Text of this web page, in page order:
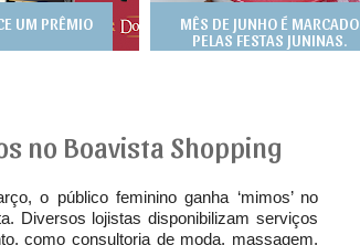
UM PRÊMIO
MÊS DE JUNHO É MARCADO
PELAS FESTAS JUNINAS.
no Boavista Shopping
o público feminino ganha ‘mimos’ no
Diversos lojistas disponibilizam serviços
como consultoria de moda, massagem,